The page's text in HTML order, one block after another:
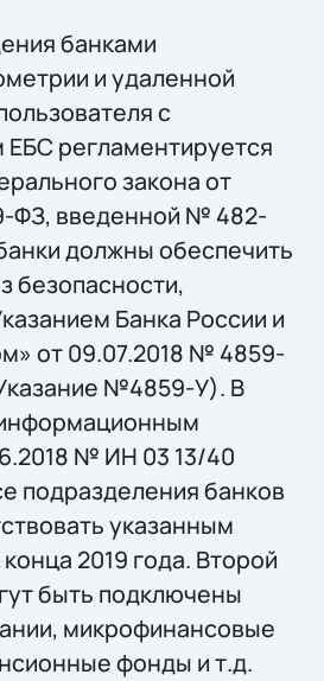
банками
и удаленной
с
ЕБС регламентируется
закона от
ФЗ, введенной № 482-
должны обеспечить
безопасности,
Банка России и
от 09.07.2018 № 4859-
№4859-У). В
№ ИН 03 13/40
подразделения банков
указанным
2019 года. Второй
быть подключены
микрофинансовые
фонды и т.д.